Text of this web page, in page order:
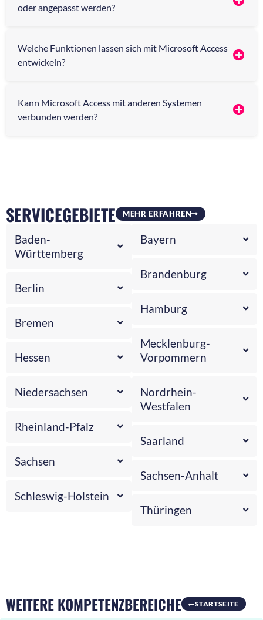
oder angepasst werden?
Welche Funktionen lassen sich mit Microsoft Access
entwickeln?
Kann Microsoft Access mit anderen Systemen
verbunden werden?
SERVICEGEBIETE MEHR ERFAHREN
Baden-
Württemberg
Berlin
Bremen
Hessen
Niedersachsen
Rheinland-Pfalz
Sachsen
Schleswig-Holstein
Bayern
Brandenburg
Hamburg
Mecklenburg-
Vorpommern
Nordrhein-
Westfalen
Saarland
Sachsen-Anhalt
Thüringen
WEITERE KOMPETENZBEREICHE STARTSEITE